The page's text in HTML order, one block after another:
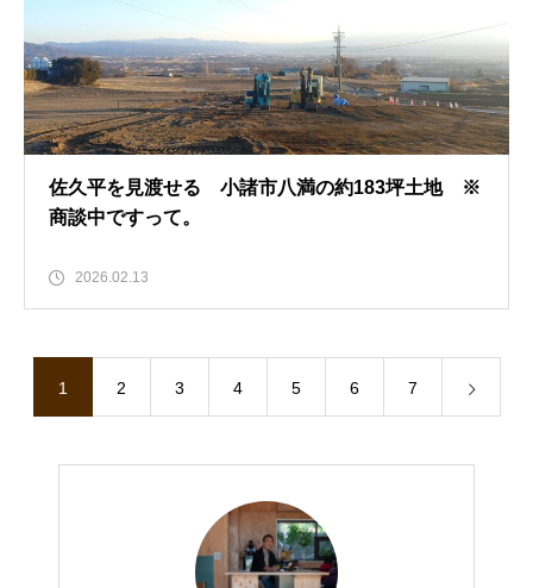
佐久平を見渡せる 小諸市八満の約183坪土地 ※
商談中ですって。
2026.02.13
1 2 3 4 5 6 7